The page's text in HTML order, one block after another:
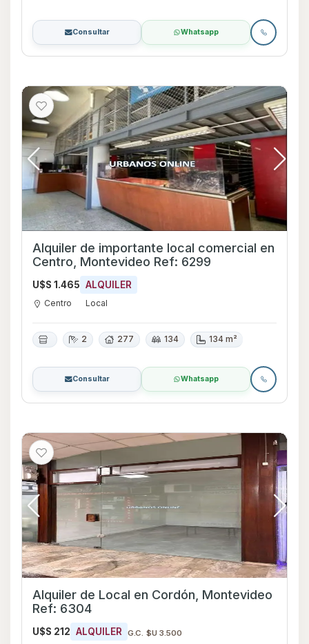
Consultar Whatsapp
Alquiler de importante local comercial en
Centro, Montevideo Ref: 6299
U$S 1.465 ALQUILER
Centro Local
2 277 134 134 m²
Consultar Whatsapp
Alquiler de Local en Cordón, Montevideo
Ref: 6304
U$S 212 ALQUILER G.C. $U 3.500